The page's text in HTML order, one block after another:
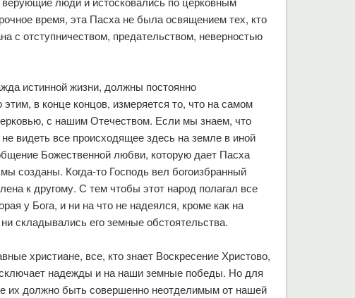
время, эта Пасха не была освящением тех, кто
с отступничеством, предательством, неверностью
истинной жизни, должны постоянно
в конце концов, измеряется то, что на самом
с нашим Отечеством. Если мы знаем, что
видеть все происходящее здесь на земле в иной
Божественной любви, которую дает Пасха
созданы. Когда-то Господь вел богоизбранный
к другому. С тем чтобы этот народ полагал все
у Бога, и ни на что не надеялся, кроме как на
складывались его земные обстоятельства.
христиане, все, кто знает Воскресение Христово,
надежды и на наши земные победы. Но для
их должно быть совершенно неотделимым от нашей